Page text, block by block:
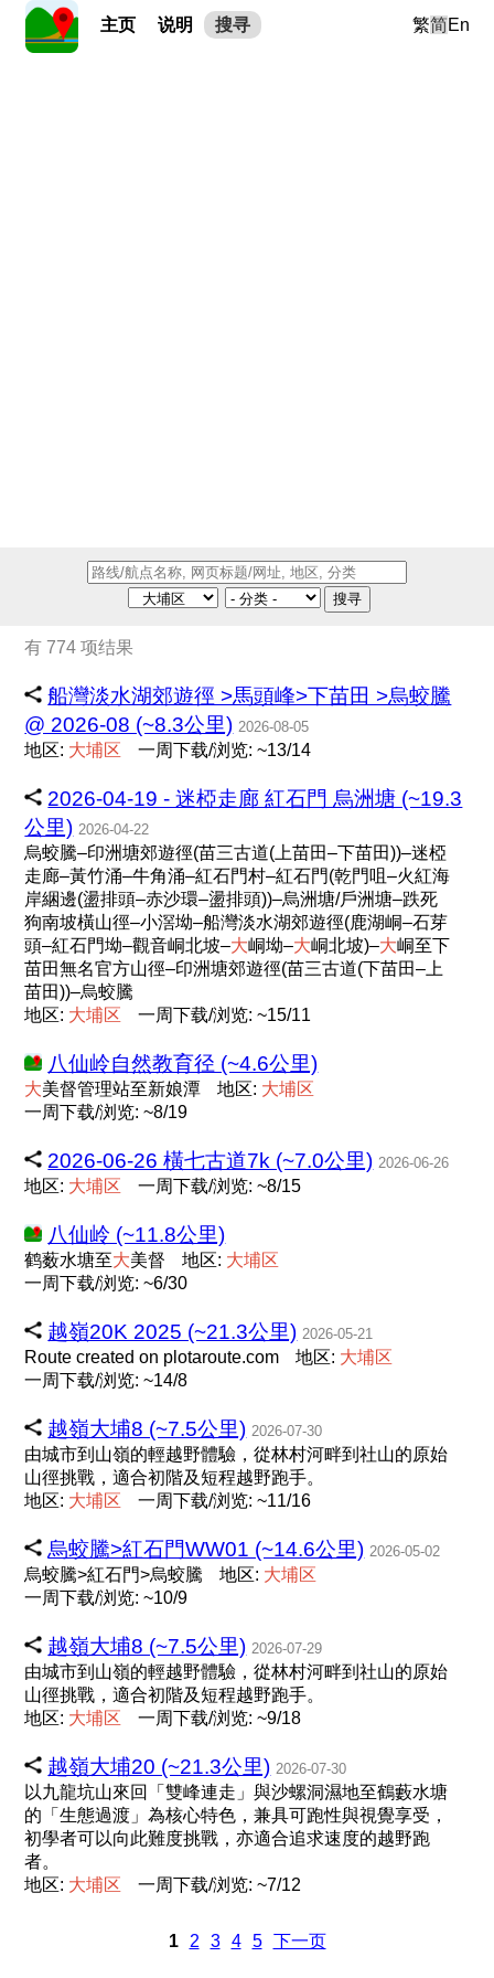
主页 说明 搜寻 繁简En
搜寻
有 774 项结果
船灣淡水湖郊遊徑 >馬頭峰>下苗田 >烏蛟騰
@ 2026-08 (~8.3公里) 2026-08-05
地区: 大埔区 一周下载/浏览: ~13/14
2026-04-19 - 迷椏走廊 紅石門 烏洲塘 (~19.3
公里) 2026-04-22
烏蛟騰–印洲塘郊遊徑(苗三古道(上苗田–下苗田))–迷椏
走廊–黃竹涌–牛角涌–紅石門村–紅石門(乾門咀–火紅海
岸綑邊(盪排頭–赤沙環–盪排頭))–烏洲塘/戶洲塘–跌死
狗南坡橫山徑–小滘坳–船灣淡水湖郊遊徑(鹿湖峒–石芽
頭–紅石門坳–觀音峒北坡–大峒坳–大峒北坡)–大峒至下
苗田無名官方山徑–印洲塘郊遊徑(苗三古道(下苗田–上
苗田))–烏蛟騰
地区: 大埔区 一周下载/浏览: ~15/11
八仙岭自然教育径 (~4.6公里)
大美督管理站至新娘潭 地区: 大埔区
一周下载/浏览: ~8/19
2026-06-26 橫七古道7k (~7.0公里) 2026-06-26
地区: 大埔区 一周下载/浏览: ~8/15
八仙岭 (~11.8公里)
鹤薮水塘至大美督 地区: 大埔区
一周下载/浏览: ~6/30
越嶺20K 2025 (~21.3公里) 2026-05-21
Route created on plotaroute.com 地区: 大埔区
一周下载/浏览: ~14/8
越嶺大埔8 (~7.5公里) 2026-07-30
由城市到山嶺的輕越野體驗，從林村河畔到社山的原始
山徑挑戰，適合初階及短程越野跑手。
地区: 大埔区 一周下载/浏览: ~11/16
烏蛟騰>紅石門WW01 (~14.6公里) 2026-05-02
烏蛟騰>紅石門>烏蛟騰 地区: 大埔区
一周下载/浏览: ~10/9
越嶺大埔8 (~7.5公里) 2026-07-29
由城市到山嶺的輕越野體驗，從林村河畔到社山的原始
山徑挑戰，適合初階及短程越野跑手。
地区: 大埔区 一周下载/浏览: ~9/18
越嶺大埔20 (~21.3公里) 2026-07-30
以九龍坑山來回「雙峰連走」與沙螺洞濕地至鶴藪水塘
的「生態過渡」為核心特色，兼具可跑性與視覺享受，
初學者可以向此難度挑戰，亦適合追求速度的越野跑
者。
地区: 大埔区 一周下载/浏览: ~7/12
1 2 3 4 5 下一页